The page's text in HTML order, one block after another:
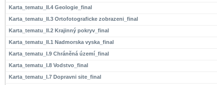
Karta_tematu_II.4 Geologie_final
Karta_tematu_II.3 Ortofotograficke zobrazeni_final
Karta_tematu_II.2 Krajinný pokryv_final
Karta_tematu_II.1 Nadmorska vyska_final
Karta_tematu_I.9 Chráněná území_final
Karta_tematu_I.8 Vodstvo_final
Karta_tematu_I.7 Dopravni site_final